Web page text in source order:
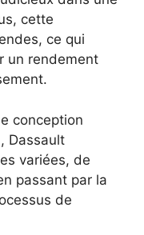
cette
ce qui
un rendement
conception
Dassault
variées, de
passant par la
de